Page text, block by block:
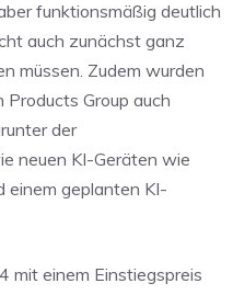
funktionsmäßig deutlich
auch zunächst ganz
müssen. Zudem wurden
Group auch
der
neuen KI-Geräten wie
einem geplanten KI-
mit einem Einstiegspreis